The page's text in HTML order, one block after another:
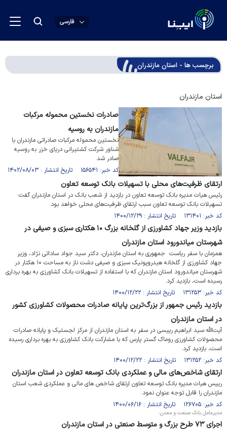
فارسی
برچسب ها - استان مازندران
استان مازندران
صادرات نخستین محموله مرکبات
مازندران به روسیه
نخستین محموله مرکبات صادراتی مازندران با
شناور شرکت کشتیرانی دریای خزر به روسیه
صادر شد.
کد خبر: ۱۵۶۵۴۱ تاریخ انتشار : ۱۴۰۲/۰۸/۰۳
ارتقای ظرفیت‌های محلی با تسهیلات بانک توسعه تعاون
رئیس هیات مدیره بانک توسعه تعاون در بازدید از شعب بانک در استان مازندران گفت:
تسهیلات بانک توسعه تعاون سبب ارتقای ظرفیت‌های محلی خواهد بود.
کد خبر: ۱۳۱۴۰۱ تاریخ انتشار : ۱۴۰۰/۱۲/۲۹
بازدید وزیر جهاد کشاورزی از گلخانه بزرگ ۱۰ هکتاری سبزی و صیفی در
شهرستان میاندورود استان مازندران
همزمان با سفر ریاست جمهوری به استان مازندران، دکتر سید جواد ساداتی نژاد، وزیر
جهاد کشاورزی از گلخانه هیدروپونیک سبزی و صیفی دشت ناز به مساحت ۱۰ هکتار در
شهرستان میاندورود استان مازندران که با استفاده از تسهیلات بانک کشاورزی به بهره برداری
رسیده است، بازدید کرد.
کد خبر: ۱۳۱۲۵۳ تاریخ انتشار : ۱۴۰۰/۱۲/۲۲
بازدید رئیس جمهور از بزرگ‌ترین پایانه صادرات محصولات کشاورزی کشور
در استان مازندران
آیت‌الله سید ابراهیم رییسی در سفر به استان مازندران از مرکز لجستیک و پایانه صادرات
محصولات کشاورزی روماک گستر پارس که با مشارکت بانک کشاورزی به بهره برداری رسیده
است، بازدید کرد.
کد خبر: ۱۳۱۲۵۲ تاریخ انتشار : ۱۴۰۰/۱۲/۲۲
ارتقای شاخص‌های مالی و عملکردی بانک توسعه تعاون در استان مازندران
رییس هیات مدیره بانک توسعه تعاون ارتقای شاخص های مالی و عملکردی شعب استان
مازندران را قابل توجه عنوان نمود.
کد خبر: ۱۲۶۷۰۵ تاریخ انتشار : ۱۴۰۰/۰۶/۱۶
مدیرعامل بانک صنعت و معدن:
اجرای ۷۳ طرح بزرگ و متوسط صنعتی در استان مازندران